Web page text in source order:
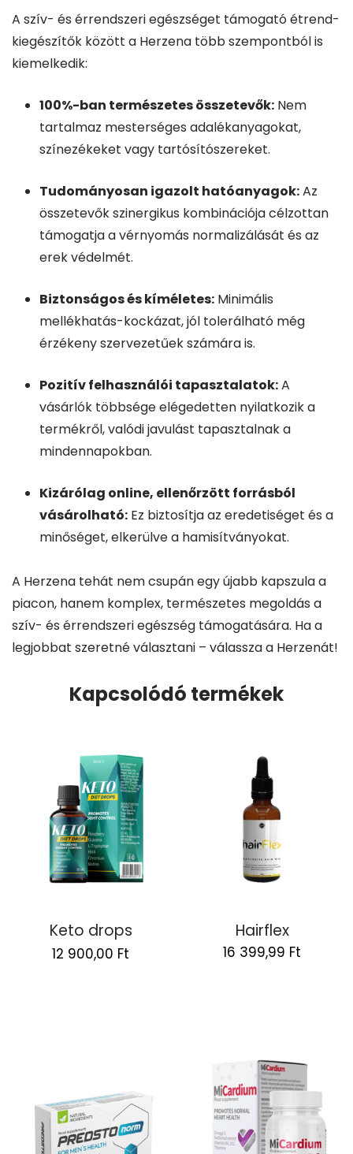
A szív- és érrendszeri egészséget támogató étrend-
kiegészítők között a Herzena több szempontból is
kiemelkedik:
100%-ban természetes összetevők: Nem
tartalmaz mesterséges adalékanyagokat,
színezékeket vagy tartósítószereket.
Tudományosan igazolt hatóanyagok:Az
összetevők szinergikus kombinációja célzottan
támogatja a vérnyomás normalizálását és az
erek védelmét.
Biztonságos és kíméletes: Minimális
mellékhatás-kockázat, jól tolerálható még
érzékeny szervezetűek számára is.
Pozitív felhasználói tapasztalatok:A
vásárlók többsége elégedetten nyilatkozik a
termékről, valódi javulást tapasztalnak a
mindennapokban.
Kizárólag online, ellenőrzött forrásból
vásárolható: Ez biztosítja az eredetiséget és a
minőséget, elkerülve a hamisítványokat.
A Herzena tehát nem csupán egy újabb kapszula a
piacon, hanem komplex, természetes megoldás a
szív- és érrendszeri egészség támogatására. Ha a
legjobbat szeretné választani – válassza a Herzenát!
Kapcsolódó termékek
Keto drops
Original
12 900,00 Ft
Hairflex
16 399,99 Ft